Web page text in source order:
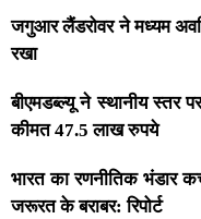
जगुआर लैंडरोवर ने मध्यम
रखा
बीएमडब्ल्यू ने स्थानीय स्तर
कीमत 47.5 लाख रुपये
भारत का रणनीतिक भंडार
जरूरत के बराबर: रिपोर्ट